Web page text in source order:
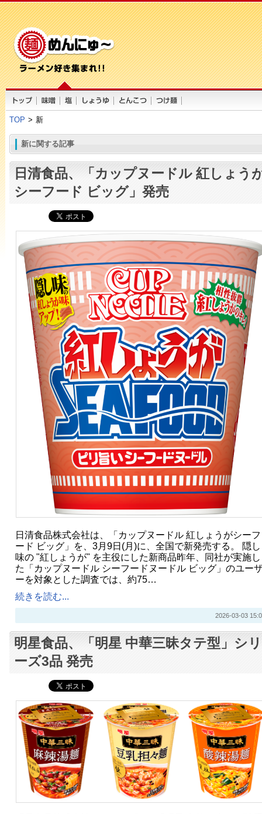
TOP > 新
新に関する記事
日清食品、「カップヌードル 紅しょう
シーフード ビッグ」発売
日清食品株式会社は、「カップヌードル 紅しょうがシーフ
ード ビッグ」を、3月9日(月)に、全国で新発売する。 隠し
味の "紅しょうが" を主役にした新商品昨年、同社が実施し
た「カップヌードル シーフードヌードル ビッグ」のユー
ーを対象とした調査では、約75…
続きを読む...
2026-03-03
明星食品、「明星 中華三昧タテ型」シリ
ーズ3品 発売